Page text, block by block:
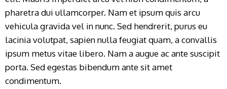
pharetra dui ullamcorper. Nam et ipsum quis arcu
vehicula gravida vel in nunc. Sed hendrerit, purus eu
lacinia volutpat, sapien nulla feugiat quam, a convallis
ipsum metus vitae libero. Nam a augue ac ante suscipit
porta. Sed egestas bibendum ante sit amet
condimentum.